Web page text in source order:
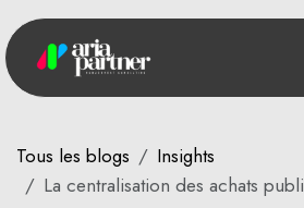
Tous les blogs
Insights
La centralisation des achats publics en